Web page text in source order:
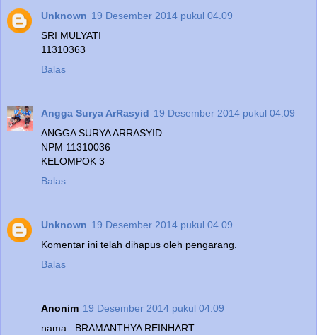
Unknown 19 Desember 2014 pukul 04.09
SRI MULYATI
11310363
Balas
Angga Surya ArRasyid 19 Desember 2014 pukul 04.09
ANGGA SURYA ARRASYID
NPM 11310036
KELOMPOK 3
Balas
Unknown 19 Desember 2014 pukul 04.09
Komentar ini telah dihapus oleh pengarang.
Balas
Anonim 19 Desember 2014 pukul 04.09
nama : BRAMANTHYA REINHART